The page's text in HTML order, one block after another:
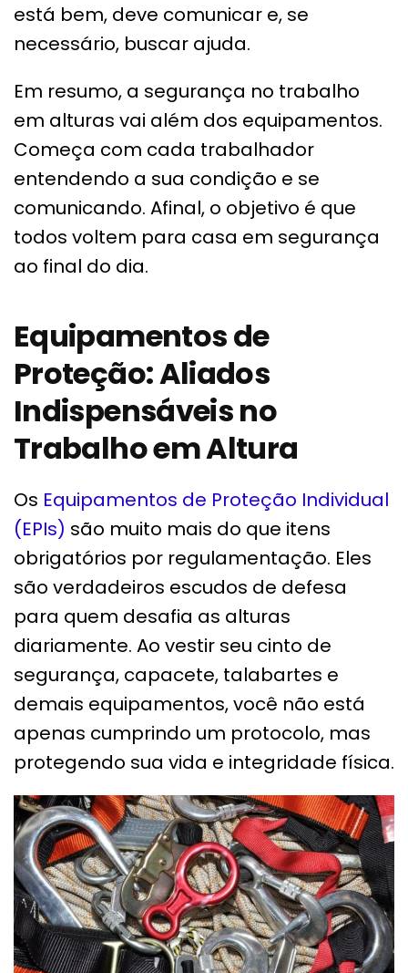
está bem, deve comunicar e, se
necessário, buscar ajuda.
Em resumo, a segurança no trabalho
em alturas vai além dos equipamentos.
Começa com cada trabalhador
entendendo a sua condição e se
comunicando. Afinal, o objetivo é que
todos voltem para casa em segurança
ao final do dia.
Equipamentos de
Proteção: Aliados
Indispensáveis no
Trabalho em Altura
Os Equipamentos de Proteção Individual
(EPIs) são muito mais do que itens
obrigatórios por regulamentação. Eles
são verdadeiros escudos de defesa
para quem desafia as alturas
diariamente. Ao vestir seu cinto de
segurança, capacete, talabartes e
demais equipamentos, você não está
apenas cumprindo um protocolo, mas
protegendo sua vida e integridade física.